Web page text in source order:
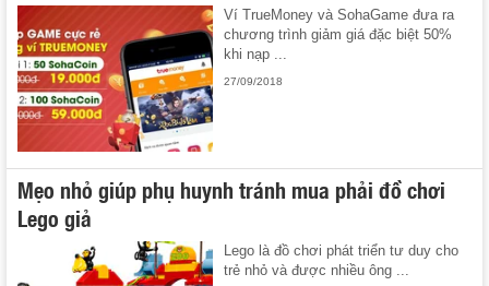
Ví TrueMoney và SohaGame đưa ra
chương trình giảm giá đặc biệt 50%
khi nạp ...
27/09/2018
Mẹo nhỏ giúp phụ huynh tránh mua phải đồ chơi
Lego giả
Lego là đồ chơi phát triển tư duy cho
trẻ nhỏ và được nhiều ông ...